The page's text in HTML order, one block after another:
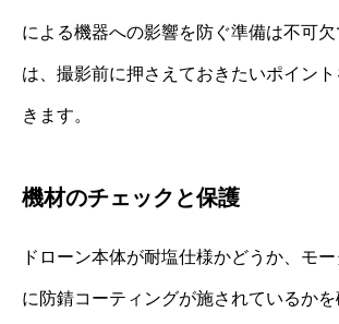
による機器への影響を防ぐ準備は不可
は、撮影前に押さえておきたいポイン
きます。
機材のチェックと保護
ドローン本体が耐塩仕様かどうか、モ
に防錆コーティングが施されているか